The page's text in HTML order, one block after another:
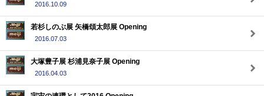
2016.10.09
若杉しのぶ展 矢橋頌太郎展 Opening
2016.07.03
大塚豊子展 杉浦見奈子展 Opening
2016.04.03